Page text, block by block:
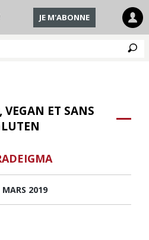
JE M'ABONNE
VEGAN ET SANS
MARS 2019